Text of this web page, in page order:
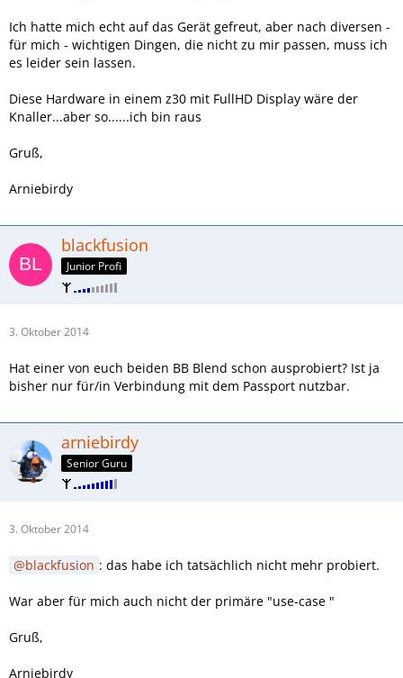
Ich hatte mich echt auf das Gerät gefreut, aber nach diversen -
für mich - wichtigen Dingen, die nicht zu mir passen, muss ich
es leider sein lassen.
Diese Hardware in einem z30 mit FullHD Display wäre der
Knaller...aber so......ich bin raus
Gruß,
Arniebirdy
blackfusion
Junior Profi
3. Oktober 2014
Hat einer von euch beiden BB Blend schon ausprobiert? Ist ja
bisher nur für/in Verbindung mit dem Passport nutzbar.
arniebirdy
Senior Guru
3. Oktober 2014
blackfusion : das habe ich tatsächlich nicht mehr probiert.
War aber für mich auch nicht der primäre "use-case "
Gruß,
Arniebirdy